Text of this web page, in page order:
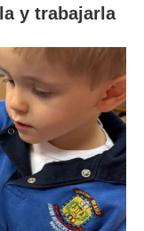
y trabajarla